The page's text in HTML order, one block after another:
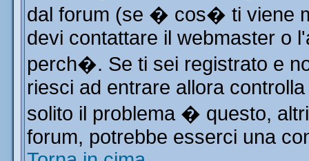
dal forum (se � cos� ti viene
devi contattare il webmaster o
perch�. Se ti sei registrato e
riesci ad entrare allora
solito il problema � questo,
forum, potrebbe esserci una